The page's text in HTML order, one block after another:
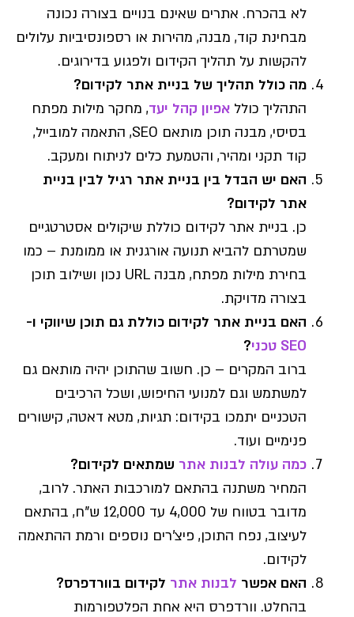
לא בהכרח. אתרים שאינם בנויים בצורה נכונה
מבחינת קוד, מבנה, מהירות או רספונסיביות עלולים
להקשות על תהליך הקידום ולפגוע בדירוגים.
מה כולל תהליך של בניית אתר לקידום?
התהליך כולל אפיון קהל יעד, מחקר מילות מפתח
בסיסי, מבנה תוכן מותאם SEO, התאמה למובייל,
קוד תקני ומהיר, והטמעת כלים לניתוח ומעקב.
האם יש הבדל בין בניית אתר רגיל לבין בניית
אתר לקידום?
כן. בניית אתר לקידום כוללת שיקולים אסטרטגיים
שמטרתם להביא תנועה אורגנית או ממומנת – כמו
בחירת מילות מפתח, מבנה URL נכון ושילוב תוכן
בצורה מדויקת.
האם בניית אתר לקידום כוללת גם תוכן שיווקי ו-
SEO טכני
?
ברוב המקרים – כן. חשוב שהתוכן יהיה מותאם גם
למשתמש וגם למנועי החיפוש, ושכל הרכיבים
הטכניים יתמכו בקידום: תגיות, מטא דאטה, קישורים
פנימיים ועוד.
כמה עולה לבנות אתר שמתאים לקידום?
המחיר משתנה בהתאם למורכבות האתר. לרוב,
מדובר בטווח של 4,000 עד 12,000 ש"ח, בהתאם
לעיצוב, נפח התוכן, פיצ'רים נוספים ורמת ההתאמה
לקידום.
האם אפשר לבנות אתר לקידום בוורדפרס?
בהחלט. וורדפרס היא אחת הפלטפורמות